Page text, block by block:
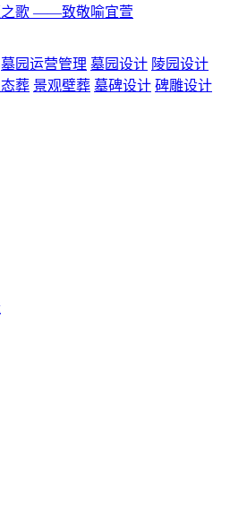
之歌 ——致敬喻宜萱
墓园运营管理 墓园设计 陵园设计
葬 景观壁葬 墓碑设计 碑雕设计